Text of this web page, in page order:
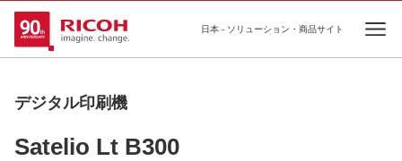
日本 - ソリューション・商品サイト
デジタル印刷機
Satelio Lt B300